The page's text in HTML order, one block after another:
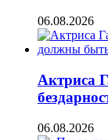
06.08.2026
Актриса
06.08.2026